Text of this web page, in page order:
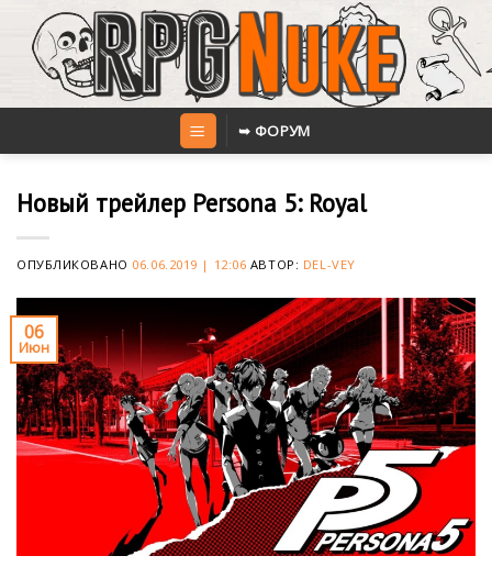
content
➥ ФОРУМ
Новый трейлер Persona 5: Royal
ОПУБЛИКОВАНО 06.06.2019 | 12:06 АВТОР: DEL-VEY
06
Июн